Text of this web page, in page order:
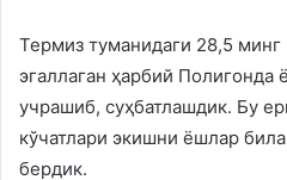
Термиз туманидаги 28,5 минг
эгаллаган ҳарбий Полигонда
учрашиб, суҳбатлашдик. Бу
кўчатлари экишни ёшлар
бердик.